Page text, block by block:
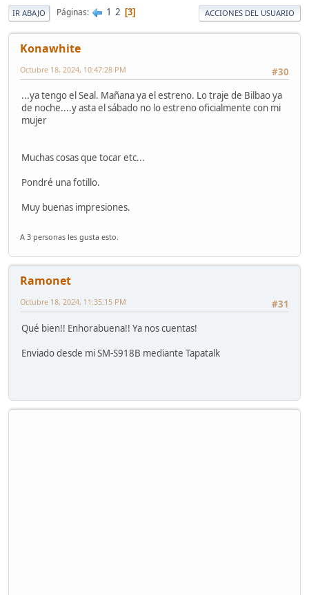
IR ABAJO Páginas 1 2 3 ACCIONES DEL USUARIO
Konawhite
#30
Octubre 18, 2024, 10:47:28 PM
...ya tengo el Seal. Mañana ya el estreno. Lo traje de Bilbao ya
de noche....y asta el sábado no lo estreno oficialmente con mi
mujer
Muchas cosas que tocar etc...
Pondré una fotillo.
Muy buenas impresiones.
A 3 personas les gusta esto.
Ramonet
#31
Octubre 18, 2024, 11:35:15 PM
Qué bien!! Enhorabuena!! Ya nos cuentas!
Enviado desde mi SM-S918B mediante Tapatalk